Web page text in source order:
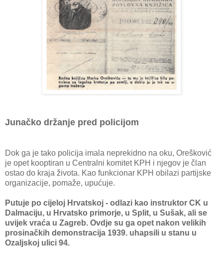
Junačko držanje pred policijom
Dok ga je tako policija imala neprekidno na oku, Orešković
je opet kooptiran u Centralni komitet KPH i njegov je član
ostao do kraja života. Kao funkcionar KPH obilazi partijske
organizacije, pomaže, upućuje.
Putuje po cijeloj Hrvatskoj - odlazi kao instruktor CK u
Dalmaciju, u Hrvatsko primorje, u Split, u Sušak, ali se
uvijek vraća u Zagreb. Ovdje su ga opet nakon velikih
prosinačkih demonstracija 1939. uhapsili u stanu u
Ozaljskoj ulici 94.